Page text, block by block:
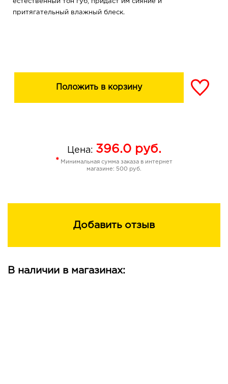
естественный тон губ, придаст им сияние и
притягательный влажный блеск.
Положить в корзину
Цена: 396.0руб.
* Минимальная сумма заказа в интернет
магазине: 500 руб.
Добавить отзыв
В наличии в магазинах: